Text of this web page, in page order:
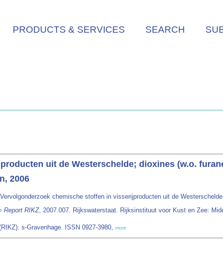
PRODUCTS & SERVICES SEARCH
uit de Westerschelde; dioxines (w.o.
2006
chemische stoffen in visserijproducten uit de
Report RIKZ, 2007.007. Rijkswaterstaat. Rijksinstituut voor Kust en Zee:
s-Gravenhage. ISSN 0927-3980, more